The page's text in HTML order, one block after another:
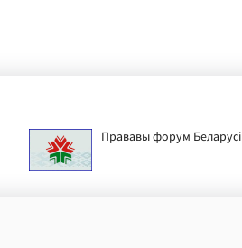
Прававы форум Беларусі